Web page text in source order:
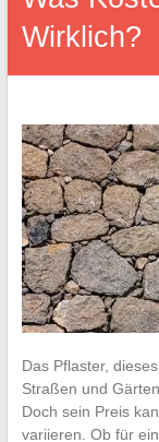
Wirklich?
Das Pflaster,
Straßen und
Doch sein Preis
variieren. Ob für